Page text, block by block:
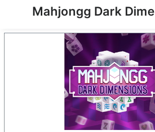
Mahjongg Dark